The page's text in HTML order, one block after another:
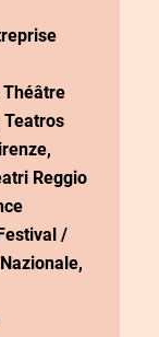
Teatros
Reggio
/